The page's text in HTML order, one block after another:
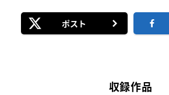
ポスト
収録作品